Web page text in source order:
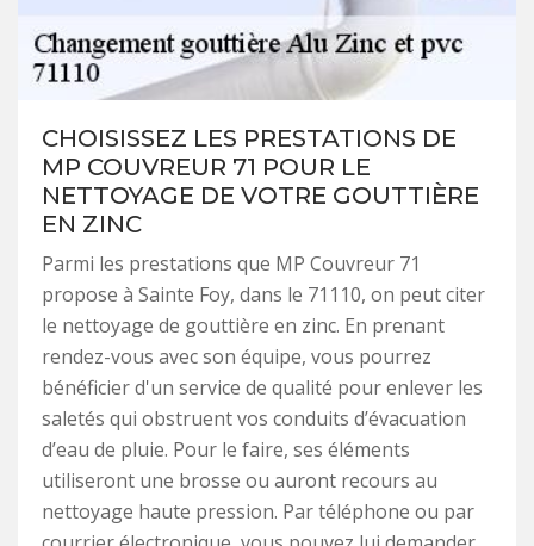
CHOISISSEZ LES PRESTATIONS DE
MP COUVREUR 71 POUR LE
NETTOYAGE DE VOTRE GOUTTIÈRE
EN ZINC
Parmi les prestations que MP Couvreur 71
propose à Sainte Foy, dans le 71110, on peut citer
le nettoyage de gouttière en zinc. En prenant
rendez-vous avec son équipe, vous pourrez
bénéficier d'un service de qualité pour enlever les
saletés qui obstruent vos conduits d’évacuation
d’eau de pluie. Pour le faire, ses éléments
utiliseront une brosse ou auront recours au
nettoyage haute pression. Par téléphone ou par